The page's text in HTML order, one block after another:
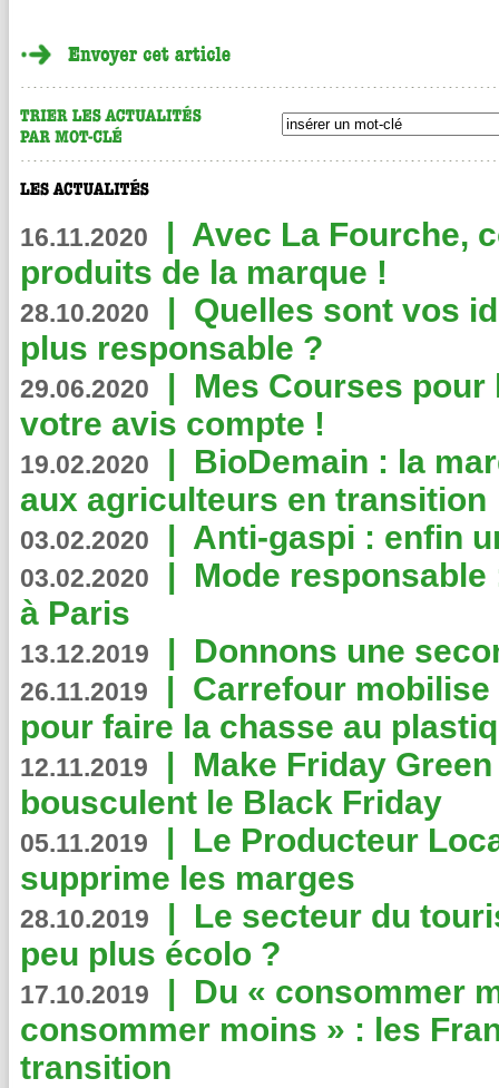
16.11.2020 | Avec La Fourche,
produits de la marque !
28.10.2020 | Quelles sont vos
plus responsable ?
29.06.2020 | Mes Courses pour
votre avis compte !
19.02.2020 | BioDemain : la
aux agriculteurs en transition
03.02.2020 | Anti-gaspi : enfin
03.02.2020 | Mode
à Paris
13.12.2019 | Donnons une
26.11.2019 | Carrefour
pour faire la chasse au
12.11.2019 | Make Friday
bousculent le Black Friday
05.11.2019 | Le Producteur
supprime les marges
28.10.2019 | Le secteur du
peu plus écolo ?
17.10.2019 | Du « consommer
consommer moins » : les
transition